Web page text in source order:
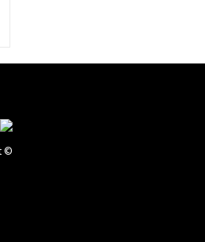
© All rights reserved to Winwin Smart